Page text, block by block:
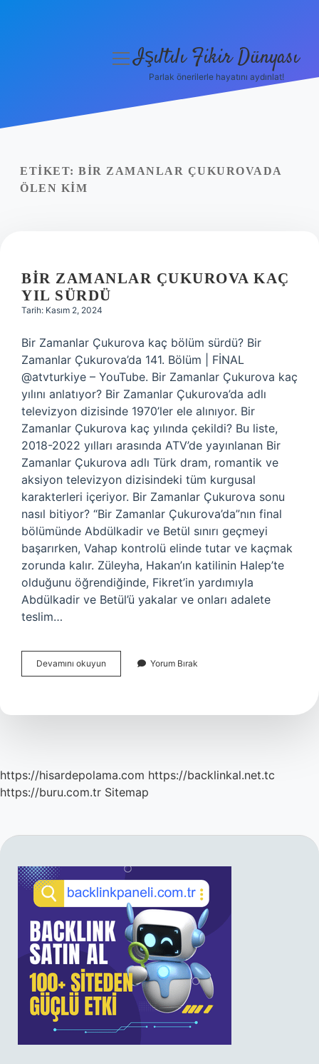
Yasal Uyarı
menüyüIşıltılı Fikir Dünyası
Parlak önerilerle hayatını aydınlat!
ETIKET: BIR ZAMANLAR ÇUKUROVADA
ÖLEN KIM
BIR ZAMANLAR ÇUKUROVA KAÇ
YIL SÜRDÜ
Tarih: Kasım 2, 2024
Bir Zamanlar Çukurova kaç bölüm sürdü? Bir
Zamanlar Çukurova’da 141. Bölüm | FİNAL
@atvturkiye – YouTube. Bir Zamanlar Çukurova kaç
yılını anlatıyor? Bir Zamanlar Çukurova’da adlı
televizyon dizisinde 1970’ler ele alınıyor. Bir
Zamanlar Çukurova kaç yılında çekildi? Bu liste,
2018-2022 yılları arasında ATV’de yayınlanan Bir
Zamanlar Çukurova adlı Türk dram, romantik ve
aksiyon televizyon dizisindeki tüm kurgusal
karakterleri içeriyor. Bir Zamanlar Çukurova sonu
nasıl bitiyor? “Bir Zamanlar Çukurova’da”nın final
bölümünde Abdülkadir ve Betül sınırı geçmeyi
başarırken, Vahap kontrolü elinde tutar ve kaçmak
zorunda kalır. Züleyha, Hakan’ın katilinin Halep’te
olduğunu öğrendiğinde, Fikret’in yardımıyla
Abdülkadir ve Betül’ü yakalar ve onları adalete
teslim…
Devamını okuyun
Zamanlar
Yıl
Yorum Bırak
https://hisardepolama.com https://backlinkal.net.tc
https://buru.com.tr Sitemap
SIDEBAR